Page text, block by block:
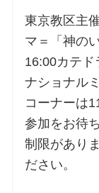
東京教区主
マ＝「神の
16:00カテド
ナショナル
コーナーは
参加をお待
制限があり
ださい。